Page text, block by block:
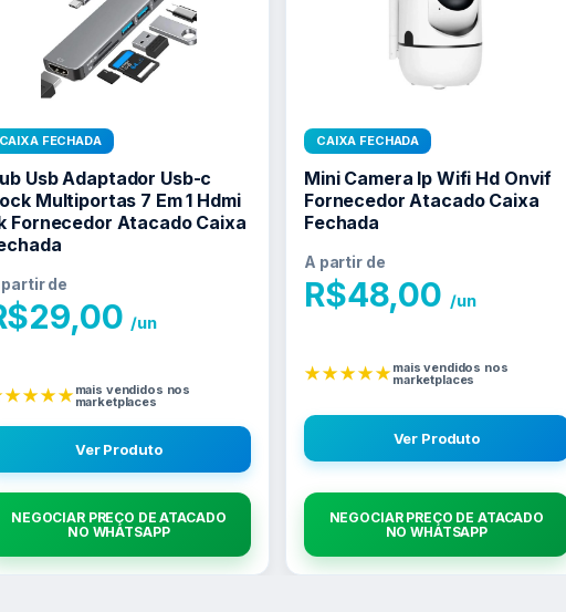
CAIXA FECHADA
Usb Adaptador Usb-c
Multiportas 7 Em 1 Hdmi
Fornecedor Atacado Caixa
partir de
29,00 /un
mais vendidos nos
marketplaces
Ver Produto
NEGOCIAR PREÇO DE ATACADO
NO WHATSAPP
CAIXA FECHADA
Mini Camera Ip Wifi Hd Onvif
Fornecedor Atacado Caixa
Fechada
A partir de
R$48,00 /un
★★★★★mais vendidos nos
marketplaces
Ver Produto
NEGOCIAR PREÇO DE ATACADO
NO WHATSAPP